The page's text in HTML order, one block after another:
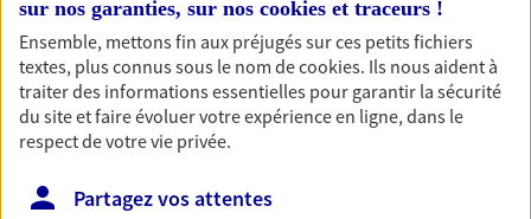
OBTENIR UN TARIF EN LIGNE
Garantie Accidents de la Vie
Bricoleuse, féru de jardinage, pâtissier en herbe
accident du quotidien. Avec Ma Protection
sur nos garanties, sur nos cookies et traceurs !
Ensemble, mettons fin aux préjugés sur ces petits fichiers
textes, plus connus sous le nom decookies. Ils nous aident à
traiter des informations essentielles pour garantir la sécurité
du site et faire évoluer votre expérience en ligne, dans le
respect de votre vie privée.
Partagez vos attentes